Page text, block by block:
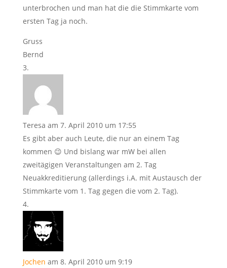
unterbrochen und man hat die die Stimmkarte vom
ersten Tag ja noch.
Gruss
Bernd
Teresa am 7. April 2010 um 17:55
Es gibt aber auch Leute, die nur an einem Tag
kommen 😉 Und bislang war mW bei allen
zweitägigen Veranstaltungen am 2. Tag
Neuakkreditierung (allerdings i.A. mit Austausch der
Stimmkarte vom 1. Tag gegen die vom 2. Tag).
Jochen am 8. April 2010 um 9:19